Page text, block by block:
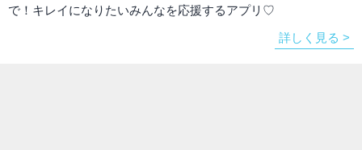
で！キレイになりたいみんなを応援するアプリ♡
詳しく見る >